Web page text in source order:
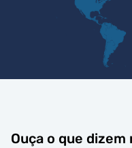
Ouça o que